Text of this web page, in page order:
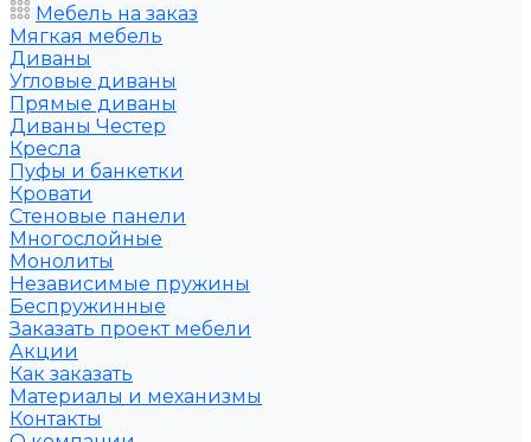
Мебель на заказ
Мягкая мебель
Диваны
Угловые диваны
Прямые диваны
Диваны Честер
Кресла
Пуфы и банкетки
Кровати
Стеновые панели
Многослойные
Монолиты
Независимые пружины
Беспружинные
Заказать проект мебели
Акции
Как заказать
Материалы и механизмы
Контакты